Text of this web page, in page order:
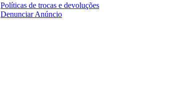
Políticas de trocas e devoluções
Denunciar Anúncio